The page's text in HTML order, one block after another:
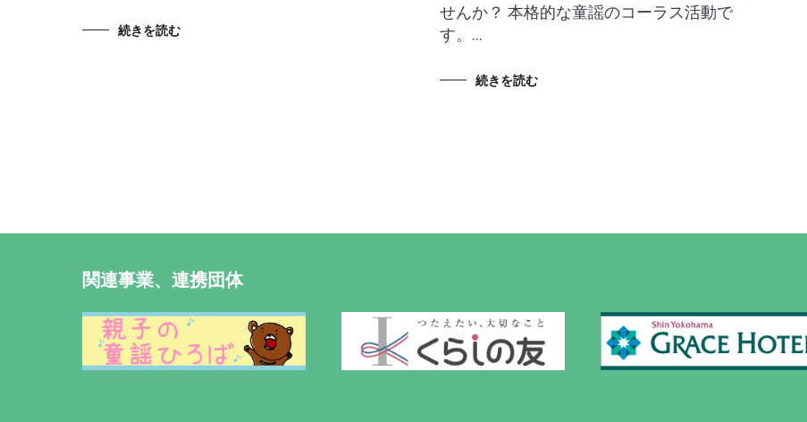
続きを読む
せんか？ 本格的な童謡のコーラス活動で
す。…
続きを読む
関連事業、連携団体